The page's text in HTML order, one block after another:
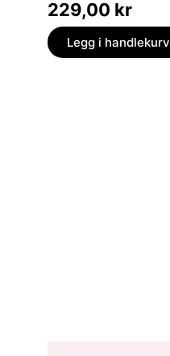
229,00 kr
Legg i handlekurv